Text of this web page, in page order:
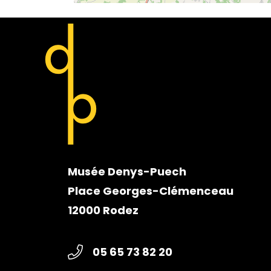
Musée Denys-Puech
Place Georges-Clémenceau
12000 Rodez
05 65 73 82 20